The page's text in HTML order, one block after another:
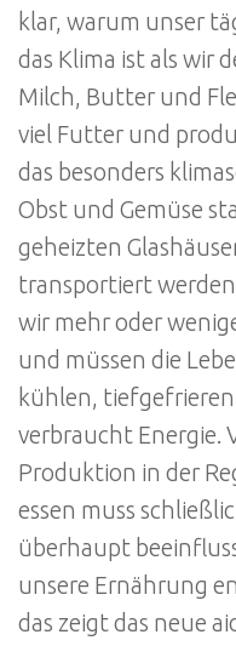
klar, warum unser
das Klima ist als wir
Milch, Butter und
viel Futter und
das besonders
Obst und Gemüse
geheizten
transportiert
wir mehr oder
und müssen die
kühlen,
verbraucht Energie.
Produktion in der
essen muss
überhaupt
unsere Ernährung
das zeigt das neue